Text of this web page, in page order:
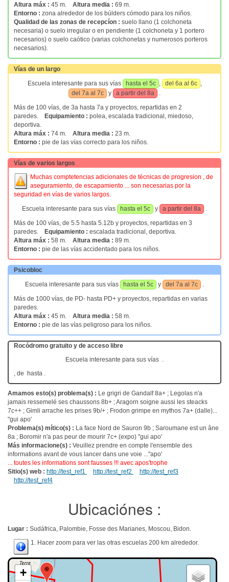
Altura máx : 45 m. Altura media : 69 m.
Entorno : zona alrededor de los búlders cómodo para los niños.
Qualidad de las zonas de recepcíon : suelo llano (1 colchoneta
necesaria) o suelo irregular o en pendiente (1 colchoneta y 1 portero
necesarios) o suelo caótico (varias colchonetas y numerosos porteros
necesarios).
Vías de un largo
Escuela interesante para sus vías
hasta el 5c , del 6a al 6c ,
del 7a al 7c
y a partir del 8a
Más de 100 vías, de 3a hasta 7a y proyectos, repartidas en 2
paredes. Equipamiento : polea, escalada tradicional, miedoso,
deportiva.
Altura máx : 74 m. Altura media : 23 m.
Entorno : pie de las vías correcto para los niños.
Vías de varios largos
Muchas comptetencias adicionales de técnicas de progresion , de
aseguramiento, de escapamiento ... son necesarias por la
seguridad en vías de varios largos.
Escuela interesante para sus vías
hasta el 5c y a partir del 8a
Más de 100 vías, de 5.5 hasta 5.12b y proyectos, repartidas en 3
paredes. Equipamiento : escalada tradicional, deportiva.
Altura máx : 58 m. Altura media : 89 m.
Entorno : pie de las vías accidentado para los niños.
Psicobloc
Escuela interesante para sus vías
hasta el 5c y del 7a al 7c
Más de 1000 vías, de PD- hasta PD+ y proyectos, repartidas en varias
paredes.
Altura máx : 45 m. Altura media : 58 m.
Entorno : pie de las vías peligroso para los niños.
Rocódromo gratuito y de acceso libre
Escuela interesante para sus vías .
, de hasta .
Amamos esto(s) problema(s) : Le grigri de Gandalf 8a+ ; Legolas n'a
jamais ressemelé ses chaussons 8b+ ; Aragorn soigne aussi les steacks
7c++ ; Gimli arrache les prises 9b/+ ; Frodon grimpe en mythos 7a+ (dalle)...
"gui apo'
Problema(s) mítico(s) : La face Nord de Sauron 9b ; Saroumane est un âne
8a ; Boromir n'a pas peur de mourir 7c+ (expo) "gui apo'
Más informacione(s) : Veuillez prendre en compte l'ensemble des
informations avant de vous lancer dans une voie ..."apo'
... toutes les informations sont fausses !!! avec apos'trophe
Sitio(s) web : http://test_ref1 http://test_ref2
http://test_ref3
http://test_ref4
Ubicaciónes :
Lugar : Sudáfrica, Palombie, Fosse des Marianes, Moscou, Bidon.
1. Hacer zoom para ver las otras escuelas 200 km alrededor.
+